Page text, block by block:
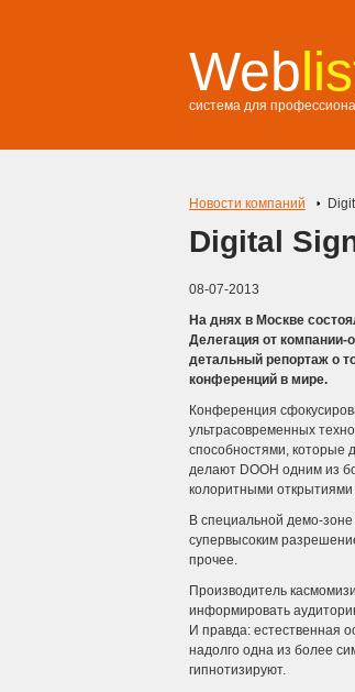
Web
система для
Новости компаний
Digital
08-07-2013
На днях в Москве
Делегация от компании-
детальный репортаж о
конференций в мире.
Конференция
ультрасовременных
способностями, которые
делают DOOH одним из
колоритными
В специальной демо-
супервысоким
прочее.
Производитель
информировать
И правда: естественная
надолго одна из более
гипнотизируют.